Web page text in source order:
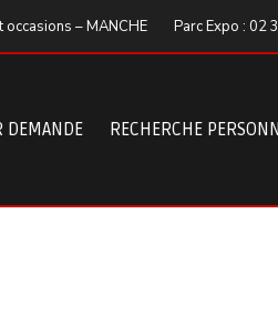
occasions – MANCHE Parc Expo : 02
DEMANDE RECHERCHE